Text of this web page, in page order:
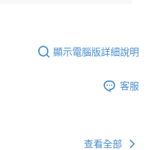
顯示電腦版詳細說明
客服
查看全部